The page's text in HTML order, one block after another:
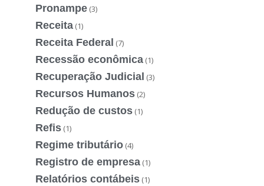
Pronampe (3)
Receita (1)
Receita Federal (7)
Recessão econômica (1)
Recuperação Judicial (3)
Recursos Humanos (2)
Redução de custos (1)
Refis (1)
Regime tributário (4)
Registro de empresa (1)
Relatórios contábeis (1)